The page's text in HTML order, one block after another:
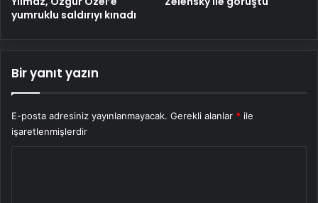
yumruklu saldırıyı kınadı
Bir yanıt yazın
E-posta adresiniz yayınlanmayacak. Gerekli alanlar * ile
işaretlenmişlerdir